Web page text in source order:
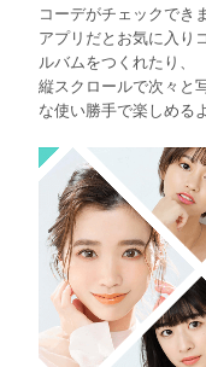
コーデがチェックでき
アプリだとお気に入り
ルバムをつくれたり、
縦スクロールで次々と
な使い勝手で楽しめる